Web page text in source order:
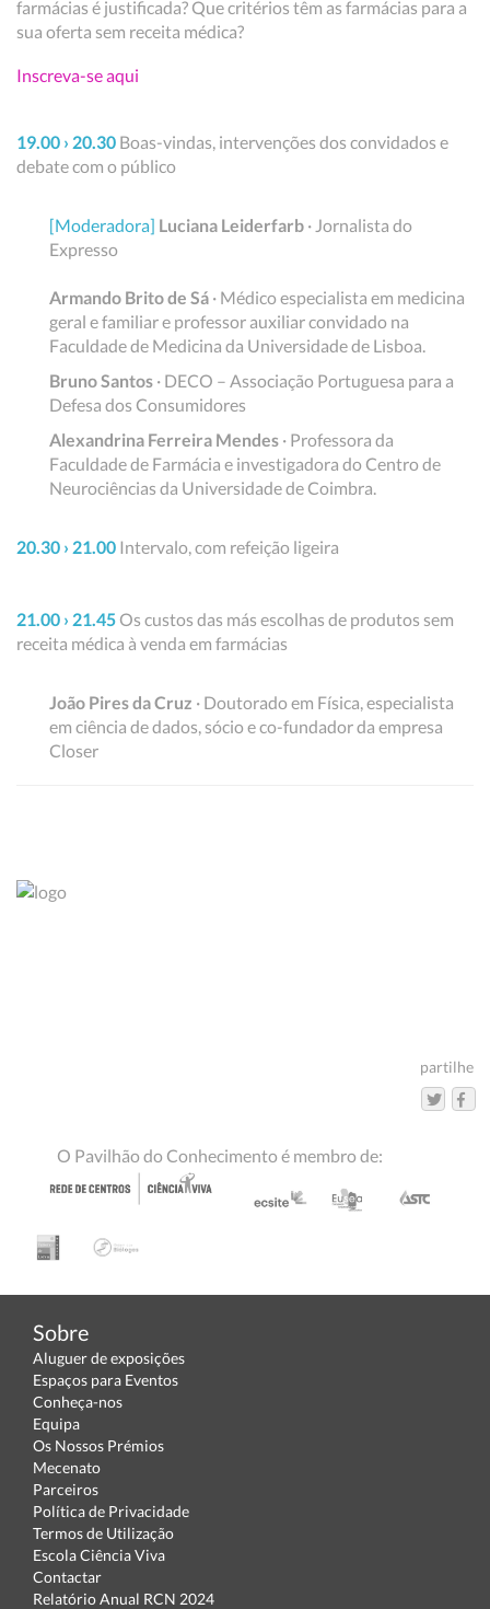
farmácias é justificada? Que critérios têm as farmácias para a
sua oferta sem receita médica?
Inscreva-se aqui
19.00 › 20.30 Boas-vindas, intervenções dos convidados e
debate com o público
[Moderadora] Luciana Leiderfarb · Jornalista do
Expresso
Armando Brito de Sá · Médico especialista em medicina
geral e familiar e professor auxiliar convidado na
Faculdade de Medicina da Universidade de Lisboa.
Bruno Santos · DECO – Associação Portuguesa para a
Defesa dos Consumidores
Alexandrina Ferreira Mendes · Professora da
Faculdade de Farmácia e investigadora do Centro de
Neurociências da Universidade de Coimbra.
20.30 › 21.00 Intervalo, com refeição ligeira
21.00 › 21.45 Os custos das más escolhas de produtos sem
receita médica à venda em farmácias
João Pires da Cruz · Doutorado em Física, especialista
em ciência de dados, sócio e co-fundador da empresa
Closer
partilhe
O Pavilhão do Conhecimento é membro de:
Sobre
Aluguer de exposições
Espaços para Eventos
Conheça-nos
Equipa
Os Nossos Prémios
Mecenato
Parceiros
Política de Privacidade
Termos de Utilização
Escola Ciência Viva
Contactar
Relatório Anual RCN 2024